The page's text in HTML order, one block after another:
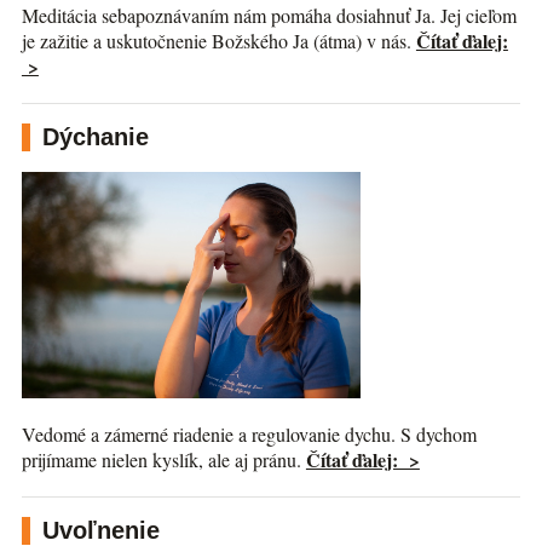
Meditácia sebapoznávaním nám pomáha dosiahnuť Ja. Jej cieľom
je zažitie a uskutočnenie Božského Ja (átma) v nás. Čítať ďalej:
>
Dýchanie
Vedomé a zámerné riadenie a regulovanie dychu. S dychom
prijímame nielen kyslík, ale aj pránu. Čítať ďalej: >
Uvoľnenie